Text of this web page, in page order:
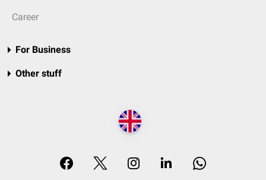
Career
For Business
Other stuff